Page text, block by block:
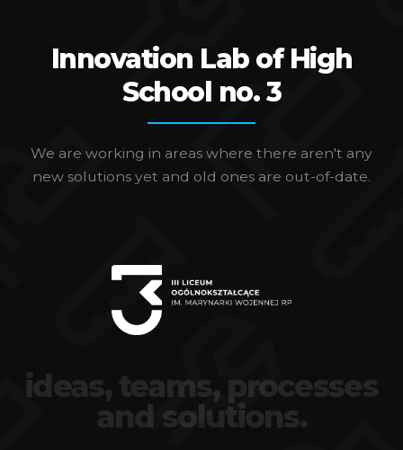
Innovation Lab of High
School no. 3
We are working in areas where there aren't any
new solutions yet and old ones are out-of-date.
ideas, teams, processes
and solutions.